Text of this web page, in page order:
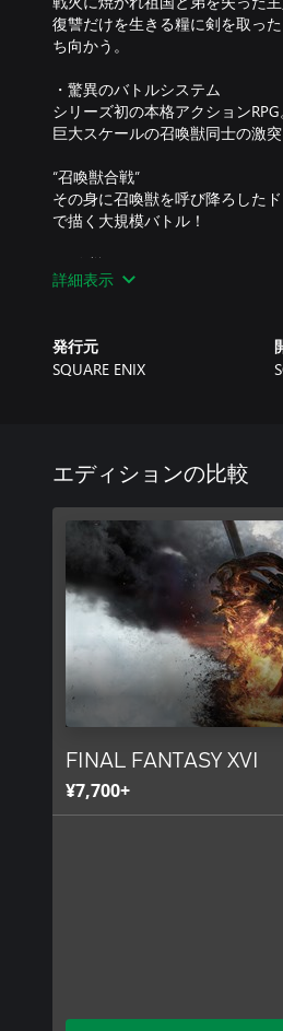
復讐だけを生きる糧に剣を取っ
ち向かう。
・驚異のバトルシステム
シリーズ初の本格アクション
巨大スケールの召喚獣同士の激突
“召喚獣合戦”
その身に召喚獣を呼び降ろした
で描く大規模バトル！
“召喚獣アクション”
クライヴに宿る数々の召喚獣の
本格アクションバトルを、シン
なサポート機能が充実！！
シンプルな操作で召喚獣アビリ
の爽快感を味わいながら物語に集
もちろん、すべての操作をプレ
ている。２つのモードは、好み
詳細表示
発行元
SQUARE ENIX
エディションの比較
FINAL FANTASY XVI
¥7,700+